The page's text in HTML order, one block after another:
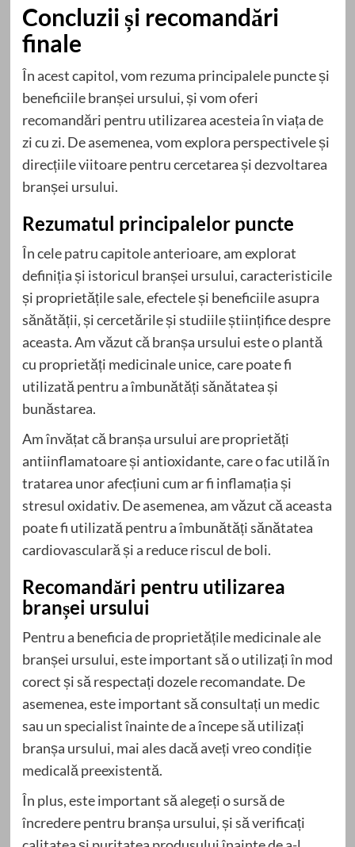
Concluzii și recomandări
finale
În acest capitol, vom rezuma principalele puncte și
beneficiile branșei ursului, și vom oferi
recomandări pentru utilizarea acesteia în viața de
zi cu zi. De asemenea, vom explora perspectivele și
direcțiile viitoare pentru cercetarea și dezvoltarea
branșei ursului.
Rezumatul principalelor puncte
În cele patru capitole anterioare, am explorat
definiția și istoricul branșei ursului, caracteristicile
și proprietățile sale, efectele și beneficiile asupra
sănătății, și cercetările și studiile științifice despre
aceasta. Am văzut că branșa ursului este o plantă
cu proprietăți medicinale unice, care poate fi
utilizată pentru a îmbunătăți sănătatea și
bunăstarea.
Am învățat că branșa ursului are proprietăți
antiinflamatoare și antioxidante, care o fac utilă în
tratarea unor afecțiuni cum ar fi inflamația și
stresul oxidativ. De asemenea, am văzut că aceasta
poate fi utilizată pentru a îmbunătăți sănătatea
cardiovasculară și a reduce riscul de boli.
Recomandări pentru utilizarea
branșei ursului
Pentru a beneficia de proprietățile medicinale ale
branșei ursului, este important să o utilizați în mod
corect și să respectați dozele recomandate. De
asemenea, este important să consultați un medic
sau un specialist înainte de a începe să utilizați
branșa ursului, mai ales dacă aveți vreo condiție
medicală preexistentă.
În plus, este important să alegeți o sursă de
încredere pentru branșa ursului, și să verificați